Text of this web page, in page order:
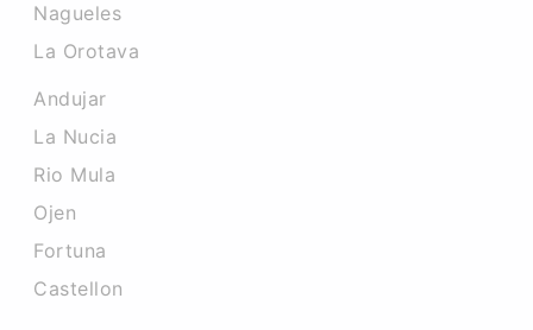
Nagueles
La Orotava
Andujar
La Nucia
Rio Mula
Ojen
Fortuna
Castellon